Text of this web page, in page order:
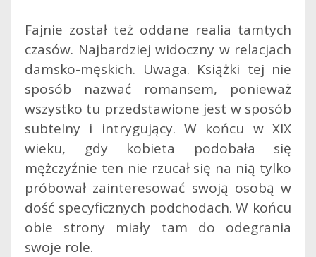
Fajnie został też oddane realia tamtych
czasów. Najbardziej widoczny w relacjach
damsko-męskich. Uwaga. Książki tej nie
sposób nazwać romansem, ponieważ
wszystko tu przedstawione jest w sposób
subtelny i intrygujący. W końcu w XIX
wieku, gdy kobieta podobała się
mężczyźnie ten nie rzucał się na nią tylko
próbował zainteresować swoją osobą w
dość specyficznych podchodach. W końcu
obie strony miały tam do odegrania
swoje role.